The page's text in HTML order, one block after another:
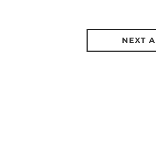
NEXT